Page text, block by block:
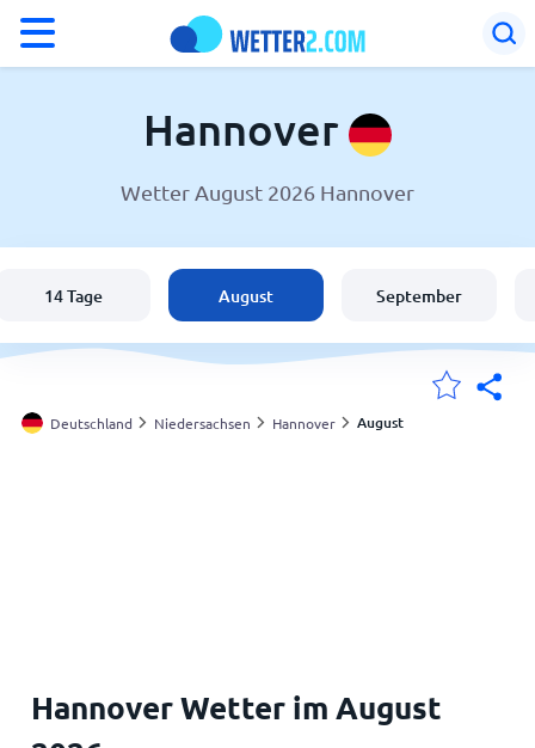
Wetter in Hannover
Schweiz
Österreich
Hannover
Wetter August 2026 Hannover
14 Tage August September
Deutschland Niedersachsen Hannover August
Hannover Wetter im August